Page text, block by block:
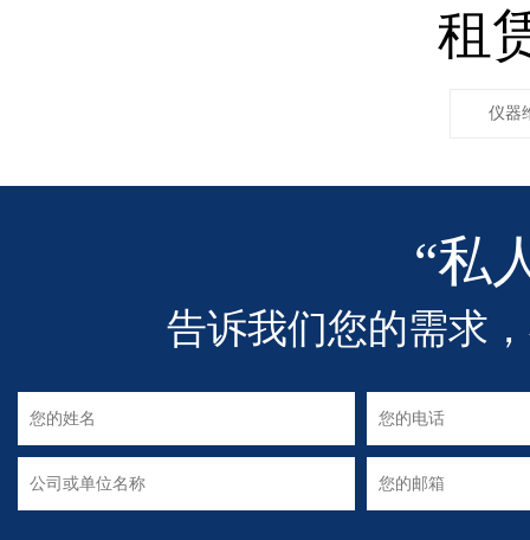
租
仪器
“私
告诉我们您的需求